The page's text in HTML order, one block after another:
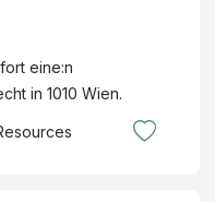
eine:n
in 1010 Wien.